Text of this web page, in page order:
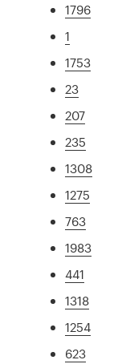
1796
1
1753
23
207
235
1308
1275
763
1983
441
1318
1254
623